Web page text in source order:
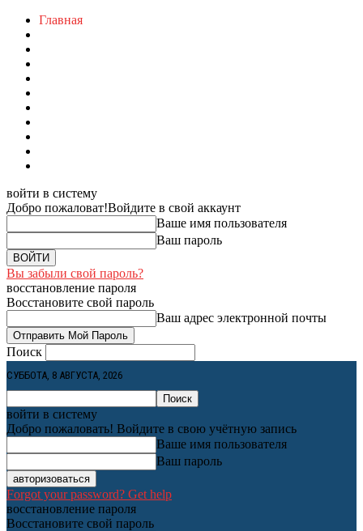
Главная
войти в систему
Добро пожаловат!Войдите в свой аккаунт
Ваше имя пользователя
Ваш пароль
Вы забыли свой пароль?
восстановление пароля
Восстановите свой пароль
Ваш адрес электронной почты
Поиск
СУББОТА, 8 АВГУСТА, 2026
войти в систему
Добро пожаловать! Войдите в свою учётную запись
Ваше имя пользователя
Ваш пароль
Forgot your password? Get help
восстановление пароля
Восстановите свой пароль